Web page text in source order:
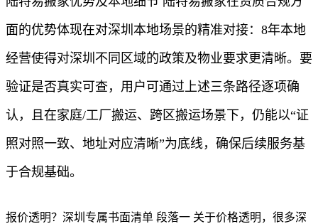
面的优势体现在对深圳本地场景的精准对接：8年本地
经营使得对深圳不同区域的政策及物业要求更清晰。要
验证是否真实可查，用户可通过上述三条路径逐项确
认，且在家庭/工厂搬运、跨区搬运场景下，仍能以“证
照对照一致、地址对应清晰”为底线，确保后续服务基
于合规基础。
报价透明？深圳专属书面清单 段落一 关于价格透明，很多深